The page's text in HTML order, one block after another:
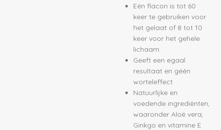
Eén flacon is tot 60
keer te gebruiken voor
het gelaat of 8 tot 10
keer voor het gehele
lichaam
Geeft een egaal
resultaat en géén
worteleffect
Natuurlijke en
voedende ingrediënten,
waaronder Aloë vera,
Ginkgo en vitamine E